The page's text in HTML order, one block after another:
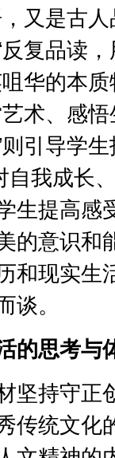
又是古
复品读
华的本质
术、感
引导学
自我成长
生提高感
的意识和
和现实生
谈。
思考与
持守正
传统文化